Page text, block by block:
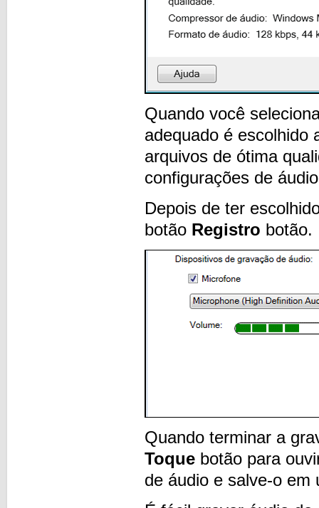
Quando você
adequado é escolhido
arquivos de ótima
configurações de
Depois de ter
botão Registro botão.
Quando terminar a
Toque botão para
de áudio e salve-o